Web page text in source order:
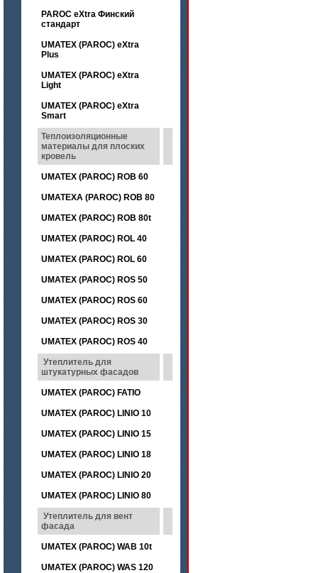
PAROC eXtra Финский
стандарт
UMATEX (PAROC) eXtra
Plus
UMATEX (PAROC) eXtra
Light
UMATEX (PAROC) eXtra
Smart
Теплоизоляционные
материалы для плоских
кровель
UMATEX (PAROC) ROB 60
UMATEXA (PAROC) ROB 80
UMATEX (PAROC) ROB 80t
UMATEX (PAROC) ROL 40
UMATEX (PAROC) ROL 60
UMATEX (PAROC) ROS 50
UMATEX (PAROC) ROS 60
UMATEX (PAROC) ROS 30
UMATEX (PAROC) ROS 40
Утеплитель для
штукатурных фасадов
UMATEX (PAROC) FATIO
UMATEX (PAROC) LINIO 10
UMATEX (PAROC) LINIO 15
UMATEX (PAROC) LINIO 18
UMATEX (PAROC) LINIO 20
UMATEX (PAROC) LINIO 80
Утеплитель для вент
фасада
UMATEX (PAROC) WAB 10t
UMATEX (PAROC) WAS 120